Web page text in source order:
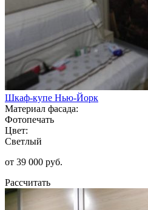
Шкаф-купе Нью-Йорк
Материал фасада:
Фотопечать
Цвет:
Светлый
от 39 000 руб.
Рассчитать